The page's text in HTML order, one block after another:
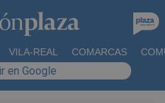
VILA-REAL COMARCAS
en Google